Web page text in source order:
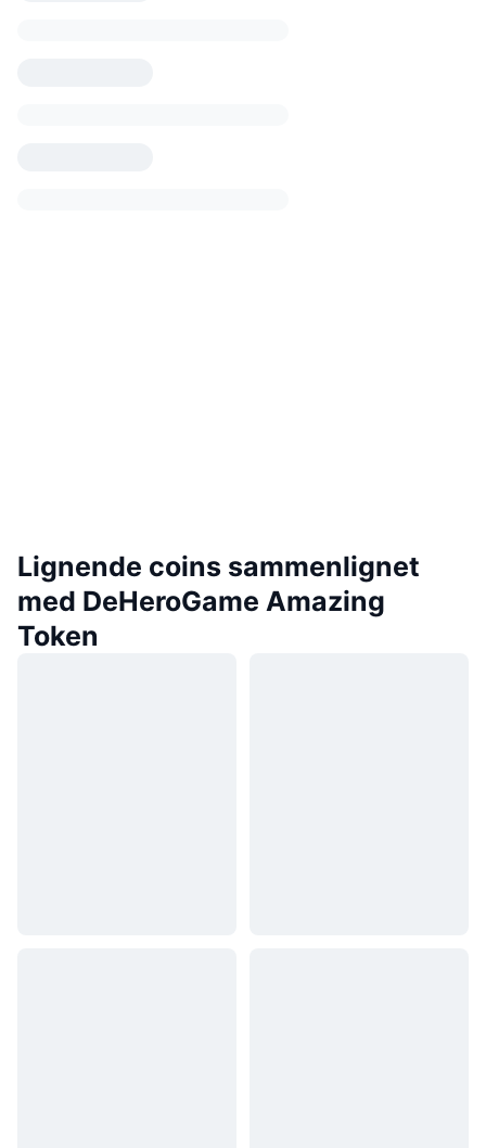
Lignende coins sammenlignet
med DeHeroGame Amazing
Token